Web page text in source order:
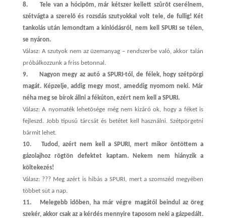
8.
Tele van a hócipõm, már kétszer kellett szûrõt cserélnem,
szétvágta a szerelõ és rozsdás szutyokkal volt tele, de fullig! Két
tankolás után lemondtam a kínlódásról, nem kell SPURI se télen,
se nyáron.
Válasz: A szutyok nem az üzemanyag – rendszerbe való, akkor talán
próbálkozzunk a friss betonnal.
9.
Nagyon megy az autó a SPURI-tól, de félek, hogy szétpörgi
magát. Képzelje, addig megy most, ameddig nyomom neki. Már
néha meg se bírok állni a fékúton, ezért nem kell a SPURI.
Válasz: A nyomaték lehetõsége még nem kizáró ok, hogy a féket is
fejleszd. Jobb típusú tárcsát és betétet kell használni. Szétpörgetni
bármit lehet.
10.
Tudod, azért nem kell a SPURI, mert mikor öntöttem a
gázolajhoz rögtön defektet kaptam. Nekem nem hiányzik a
költekezés!
Válasz: ??? Meg azért is hibás a SPURI, mert a szomszéd megyében
többet süt a nap.
11.
Melegebb idõben, ha már végre magától beindul az öreg
szekér, akkor csak az a kérdés mennyire taposom neki a gázpedált.